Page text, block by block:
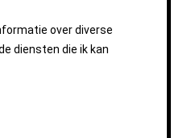
over diverse
diensten die ik kan